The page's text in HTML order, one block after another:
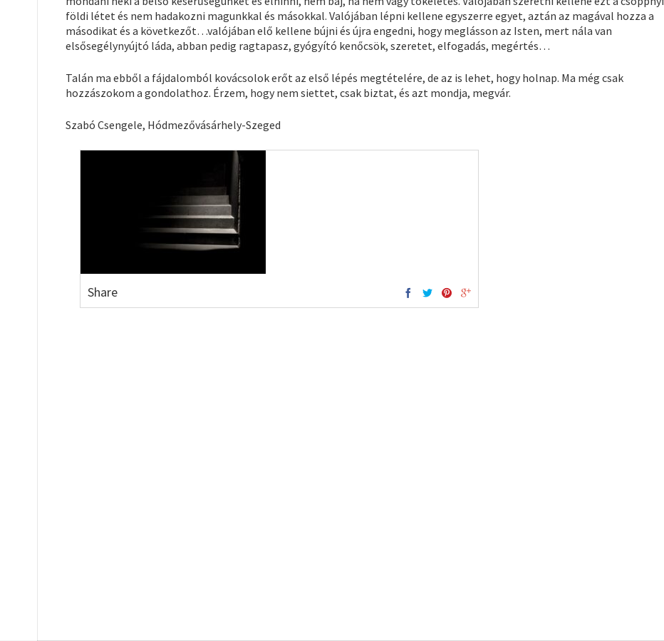
földi létet és nem hadakozni magunkkal és másokkal. Valójában lépni kellene egyszerre egyet, aztán az magával hozza a
másodikat és a következőt…valójában elő kellene bújni és újra engedni, hogy meglásson az Isten, mert nála van
elsősegélynyújtó láda, abban pedig ragtapasz, gyógyító kenőcsök, szeretet, elfogadás, megértés…
Talán ma ebből a fájdalomból kovácsolok erőt az első lépés megtételére, de az is lehet, hogy holnap. Ma még csak
hozzászokom a gondolathoz. Érzem, hogy nem siettet, csak biztat, és azt mondja, megvár.
Szabó Csengele, Hódmezővásárhely-Szeged
Share